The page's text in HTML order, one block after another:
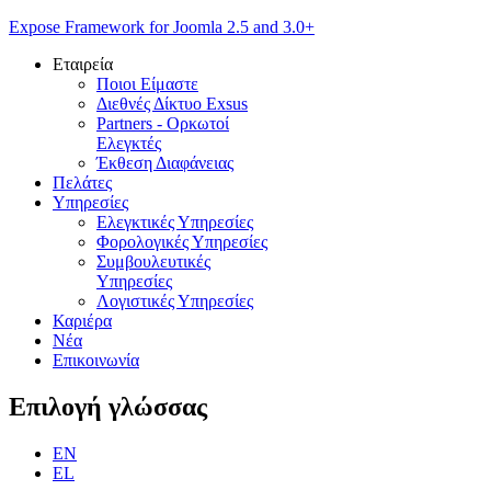
Expose Framework for Joomla 2.5 and 3.0+
Εταιρεία
Ποιοι Είμαστε
Διεθνές Δίκτυο Exsus
Partners - Ορκωτοί
Ελεγκτές
Έκθεση Διαφάνειας
Πελάτες
Υπηρεσίες
Ελεγκτικές Υπηρεσίες
Φορολογικές Υπηρεσίες
Συμβουλευτικές
Υπηρεσίες
Λογιστικές Υπηρεσίες
Καριέρα
Νέα
Επικοινωνία
Επιλογή γλώσσας
EN
EL